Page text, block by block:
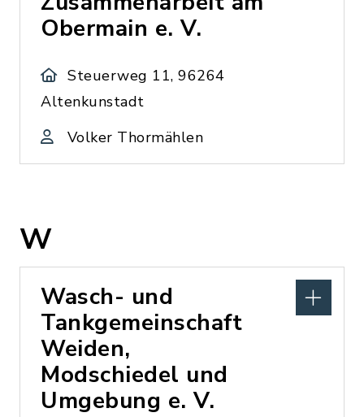
Obermain e. V.
Steuerweg 11, 96264
Altenkunstadt
Volker Thormählen
W
Wasch- und
Tankgemeinschaft
Weiden,
Modschiedel und
Umgebung e. V.